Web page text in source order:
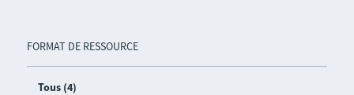
FORMAT DE RESSOURCE
Tous (4)